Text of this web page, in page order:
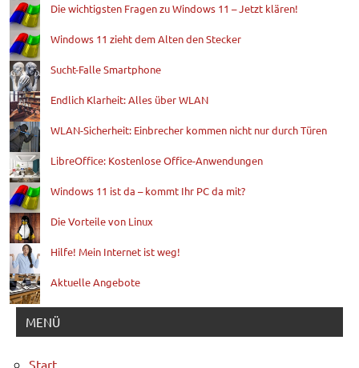
Die wichtigsten Fragen zu Windows 11 – Jetzt klären!
Windows 11 zieht dem Alten den Stecker
Sucht-Falle Smartphone
Endlich Klarheit: Alles über WLAN
WLAN-Sicherheit: Einbrecher kommen nicht nur durch Türen
LibreOffice: Kostenlose Office-Anwendungen
Windows 11 ist da – kommt Ihr PC da mit?
Die Vorteile von Linux
Hilfe! Mein Internet ist weg!
Aktuelle Angebote
MENÜ
Start